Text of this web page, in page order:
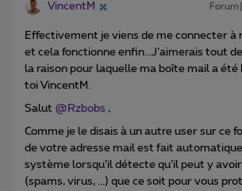
VincentM
Effectivement je viens de me connecter à
et cela fonctionne enfin...J’aimerais tout
la raison pour laquelle ma boîte mail a été
toi VincentM.
Salut @Rzbobs ,
Comme je le disais à un autre user sur ce
de votre adresse mail est fait
système lorsqu’il détecte qu’il peut y
(spams, virus, ...) que ce soit pour vous